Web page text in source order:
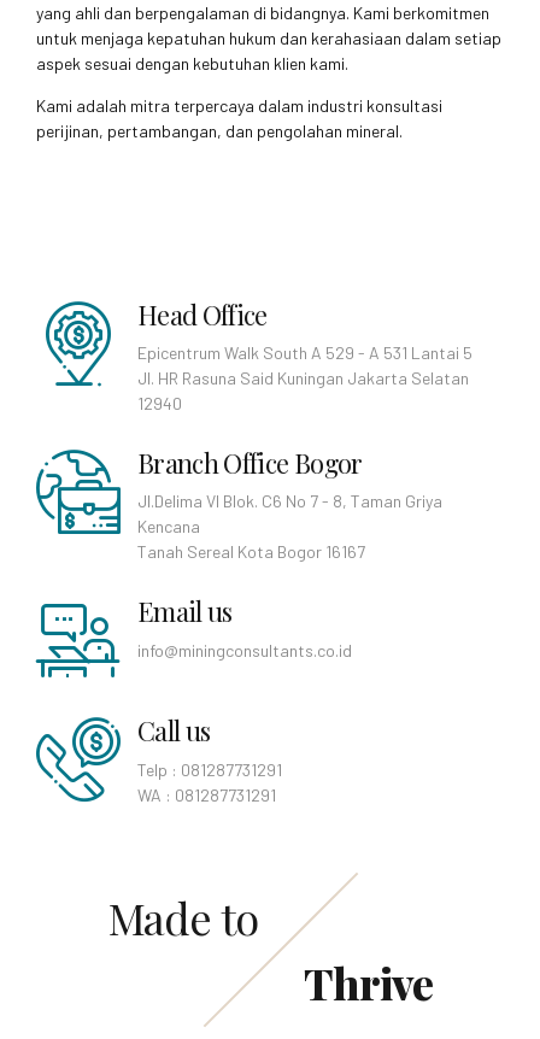
yang ahli dan berpengalaman di bidangnya. Kami berkomitmen
untuk menjaga kepatuhan hukum dan kerahasiaan dalam setiap
aspek sesuai dengan kebutuhan klien kami.
Kami adalah mitra terpercaya dalam industri konsultasi
perijinan, pertambangan, dan pengolahan mineral.
Head Office
Epicentrum Walk South A 529 - A 531 Lantai 5
Jl. HR Rasuna Said Kuningan Jakarta Selatan
12940
Branch Office Bogor
Jl.Delima VI Blok. C6 No 7 - 8, Taman Griya
Kencana
Tanah Sereal Kota Bogor 16167
Email us
info@miningconsultants.co.id
Call us
Telp : 081287731291
WA : 081287731291
Made to
Thrive